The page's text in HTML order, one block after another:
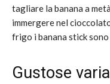
tagliare la banana a
immergere nel
frigo i banana stick
Gustose